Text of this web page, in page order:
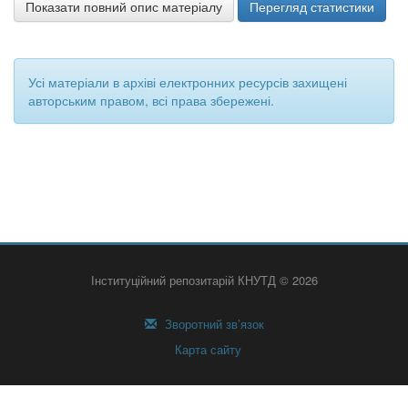
Показати повний опис матеріалу Перегляд статистики
Усі матеріали в архіві електронних ресурсів захищені
авторським правом, всі права збережені.
Інституційний репозитарій КНУТД © 2026
Зворотний зв’язок
Карта сайту